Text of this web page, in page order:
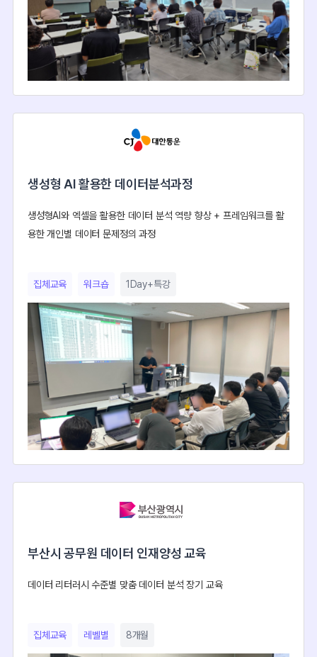
생성형 AI 활용한 데이터분석과정
생성형AI와 엑셀을 활용한 데이터 분석 역량 향상 + 프레임워크를 활
용한 개인별 데이터 문제정의 과정
집체교육 워크숍 1Day+특강
부산시 공무원 데이터 인재양성 교육
데이터 리터러시 수준별 맞춤 데이터 분석 장기 교육
집체교육 레벨별 8개월